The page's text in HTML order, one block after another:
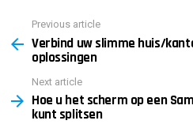
more
Previous article
Verbind uw slimme huis/
oplossingen
Next article
Hoe u het scherm op een
kunt splitsen